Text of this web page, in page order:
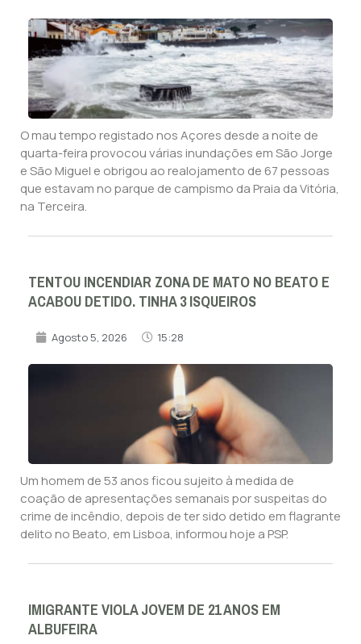
O mau tempo registado nos Açores desde a noite de
quarta-feira provocou várias inundações em São Jorge
e São Miguel e obrigou ao realojamento de 67 pessoas
que estavam no parque de campismo da Praia da Vitória,
na Terceira.
TENTOU INCENDIAR ZONA DE MATO NO BEATO E
ACABOU DETIDO. TINHA 3 ISQUEIROS
Agosto 5, 2026 15:28
Um homem de 53 anos ficou sujeito à medida de
coação de apresentações semanais por suspeitas do
crime de incêndio, depois de ter sido detido em flagrante
delito no Beato, em Lisboa, informou hoje a PSP.
IMIGRANTE VIOLA JOVEM DE 21 ANOS EM
ALBUFEIRA